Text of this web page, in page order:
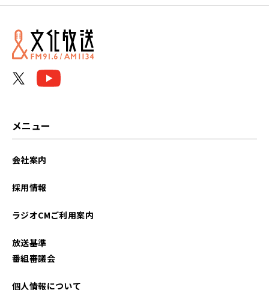
メニュー
会社案内
採用情報
ラジオCMご利用案内
放送基準
番組審議会
個人情報について